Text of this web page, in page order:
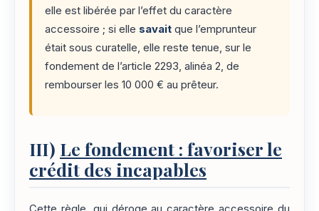
elle est libérée par l’effet du caractère
accessoire ; si elle savait que l’emprunteur
était sous curatelle, elle reste tenue, sur le
fondement de l’article 2293, alinéa 2, de
rembourser les 10 000 € au prêteur.
III) Le fondement : favoriser le
crédit des incapables